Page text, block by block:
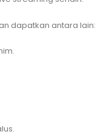
dapatkan antara lain: